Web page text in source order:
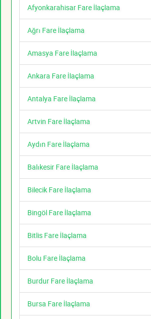
Afyonkarahisar Fare İlaçlama
Ağrı Fare İlaçlama
Amasya Fare İlaçlama
Ankara Fare İlaçlama
Antalya Fare İlaçlama
Artvin Fare İlaçlama
Aydın Fare İlaçlama
Balıkesir Fare İlaçlama
Bilecik Fare İlaçlama
Bingöl Fare İlaçlama
Bitlis Fare İlaçlama
Bolu Fare İlaçlama
Burdur Fare İlaçlama
Bursa Fare İlaçlama